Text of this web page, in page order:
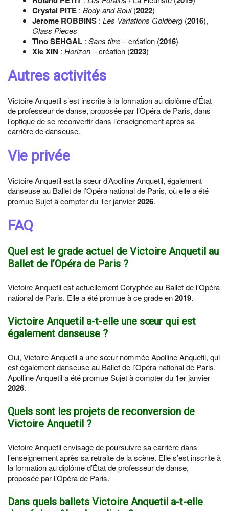
Crystal PITE : Body and Soul(2022)
Jerome ROBBINS : Les Variations Goldberg(2016),
Glass Pieces
Tino SEHGAL : Sans titre– création (2016)
Xie XIN : Horizon– création (2023)
Autres activités
Victoire Anquetil s’est inscrite à la formation au diplôme d’État
de professeur de danse, proposée par l’Opéra de Paris, dans
l’optique de se reconvertir dans l’enseignement après sa
carrière de danseuse.
Vie privée
Victoire Anquetil est la sœur d’Apolline Anquetil, également
danseuse au Ballet de l’Opéra national de Paris, où elle a été
promue Sujet à compter du 1er janvier2026.
FAQ
Quel est le grade actuel de Victoire Anquetil au
Ballet de l’Opéra de Paris ?
Victoire Anquetil est actuellement Coryphée au Ballet de l’Opéra
national de Paris. Elle a été promue à ce grade en2019.
Victoire Anquetil a-t-elle une sœur qui est
également danseuse ?
Oui, Victoire Anquetil a une sœur nommée Apolline Anquetil, qui
est également danseuse au Ballet de l’Opéra national de Paris.
Apolline Anquetil a été promue Sujet à compter du 1er janvier
2026.
Quels sont les projets de reconversion de
Victoire Anquetil ?
Victoire Anquetil envisage de poursuivre sa carrière dans
l’enseignement après sa retraite de la scène. Elle s’est inscrite à
la formation au diplôme d’État de professeur de danse,
proposée par l’Opéra de Paris.
Dans quels ballets Victoire Anquetil a-t-elle